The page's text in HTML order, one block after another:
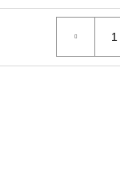
MODRÁ